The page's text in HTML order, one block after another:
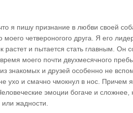
я пишу признание в любви своей
четвероногого друга. Я его
растет и пытается стать главным. Он
моего почти двухмесячного
знакомых и друзей особенно не
ухо и смачно чмокнул в нос. Причем
эмоции богаче и
или жадности.